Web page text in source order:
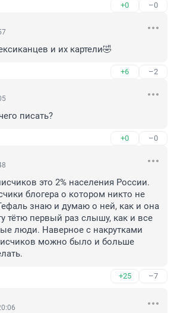
+0 –0
и их картели🤣
+6 –2
писать?
+0 –0
это 2% населения России.
блогера о котором никто не
знаю и думаю о ней, как и она
тётю первый раз слышу, как и все
люди. Наверное с накрутками
можно было и больше
+25 –7